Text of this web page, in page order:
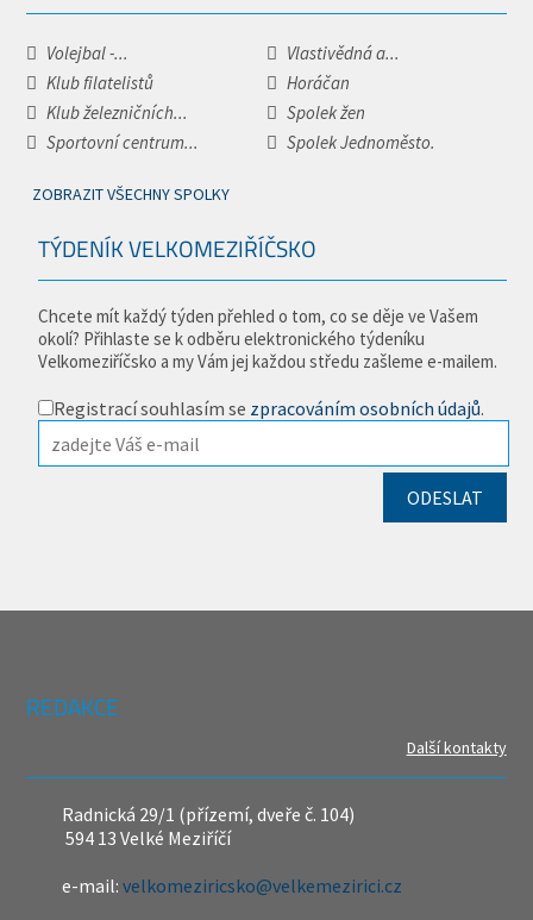
Volejbal -...
Vlastivědná a...
Klub filatelistů
Horáčan
Klub železničních...
Spolek žen
Sportovní centrum...
Spolek Jednoměsto.
ZOBRAZIT VŠECHNY SPOLKY
TÝDENÍK VELKOMEZIŘÍČSKO
Chcete mít každý týden přehled o tom, co se děje ve Vašem
okolí? Přihlaste se k odběru elektronického týdeníku
Velkomeziříčsko a my Vám jej každou středu zašleme e-mailem.
Registrací souhlasím se zpracováním osobních údajů.
REDAKCE
Další kontakty
Radnická 29/1 (přízemí, dveře č. 104)
594 13 Velké Meziříčí
e-mail:velkomeziricsko@velkemezirici.cz